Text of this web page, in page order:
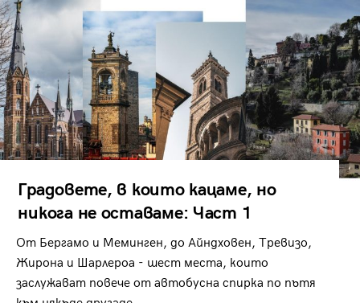
Градовете, в които кацаме, но
никога не оставаме: Част 1
От Бергамо и Меминген, до Айндховен, Тревизо,
Жирона и Шарлероа - шест места, които
заслужават повече от автобусна спирка по пътя